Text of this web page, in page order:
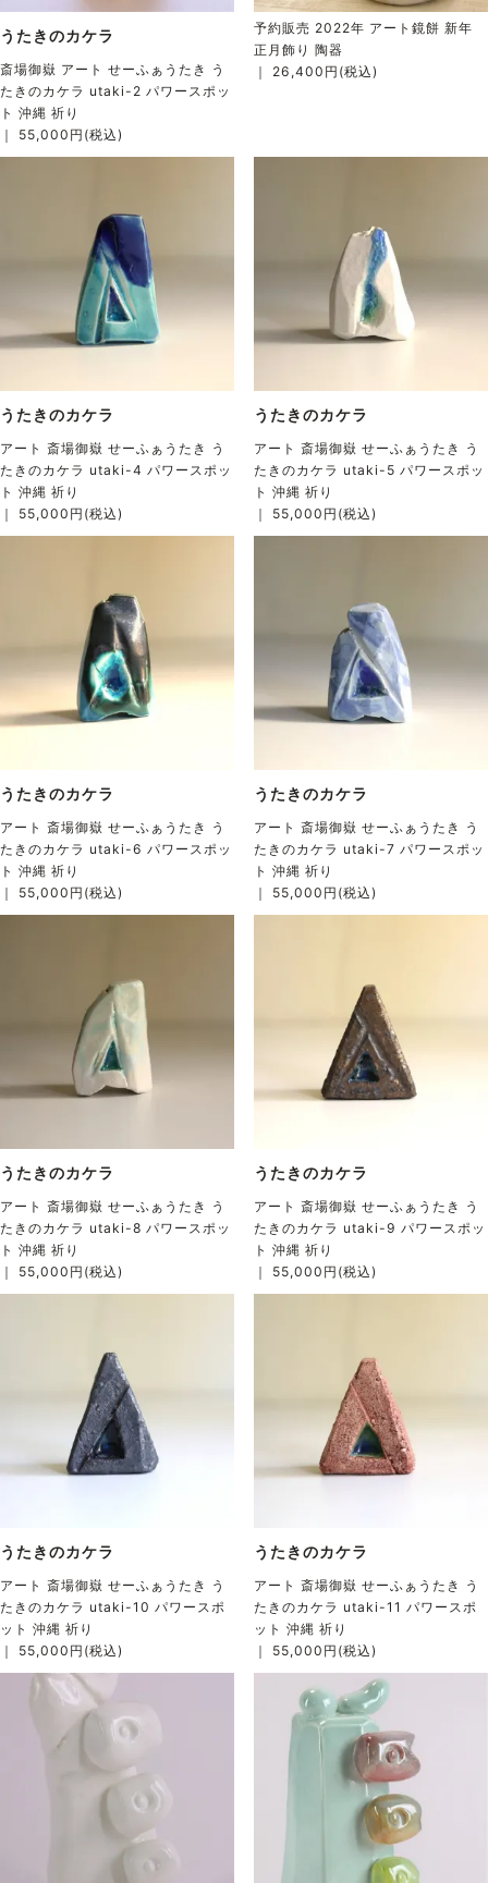
うたきのカケラ
斎場御嶽 アート せーふぁうたき う
たきのカケラ utaki-2 パワースポッ
ト 沖縄 祈り
｜ 55,000円(税込)
予約販売 2022年 アート鏡餅 新年
正月飾り 陶器
｜ 26,400円(税込)
うたきのカケラ
アート 斎場御嶽 せーふぁうたき う
たきのカケラ utaki-4 パワースポッ
ト 沖縄 祈り
｜ 55,000円(税込)
うたきのカケラ
アート 斎場御嶽 せーふぁうたき う
たきのカケラ utaki-5 パワースポッ
ト 沖縄 祈り
｜ 55,000円(税込)
うたきのカケラ
アート 斎場御嶽 せーふぁうたき う
たきのカケラ utaki-6 パワースポッ
ト 沖縄 祈り
｜ 55,000円(税込)
うたきのカケラ
アート 斎場御嶽 せーふぁうたき う
たきのカケラ utaki-7 パワースポッ
ト 沖縄 祈り
｜ 55,000円(税込)
うたきのカケラ
アート 斎場御嶽 せーふぁうたき う
たきのカケラ utaki-8 パワースポッ
ト 沖縄 祈り
｜ 55,000円(税込)
うたきのカケラ
アート 斎場御嶽 せーふぁうたき う
たきのカケラ utaki-9 パワースポッ
ト 沖縄 祈り
｜ 55,000円(税込)
うたきのカケラ
アート 斎場御嶽 せーふぁうたき う
たきのカケラ utaki-10 パワースポ
ット 沖縄 祈り
｜ 55,000円(税込)
うたきのカケラ
アート 斎場御嶽 せーふぁうたき う
たきのカケラ utaki-11 パワースポ
ット 沖縄 祈り
｜ 55,000円(税込)